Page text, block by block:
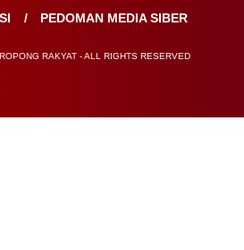
PEDOMAN MEDIA SIBER
RAKYAT - ALL RIGHTS RESERVED